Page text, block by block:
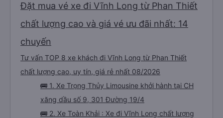
Đặt mua vé xe đi Vĩnh Long từ Phan Thiết
chất lượng cao và giá vé ưu đãi nhất: 14
chuyến
Tư vấn TOP 8 xe khách đi Vĩnh Long từ Phan Thiết
chất lượng cao, uy tín, giá rẻ nhất 08/2026
🚌 1. Xe Trọng Thủy Limousine khởi hành tại CH
xăng dầu số 9, 301 Đường 19/4
🚌 2. Xe Toàn Khải : Xe đi Vĩnh Long chất lượng